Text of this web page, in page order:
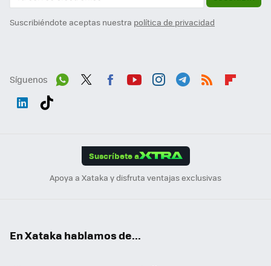
Suscribiéndote aceptas nuestra política de privacidad
Síguenos
Suscríbete a
Apoya a Xataka y disfruta ventajas exclusivas
En Xataka hablamos de...